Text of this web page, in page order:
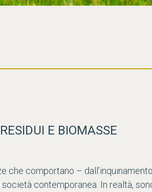
E BIOMASSE
che comportano –
contemporanea. In realtà,